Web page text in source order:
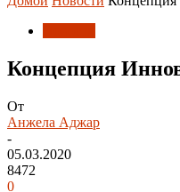
Концепция
От
Анжела Аджар
-
05.03.2020
8472
0